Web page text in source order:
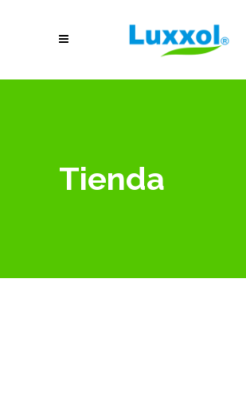
Tienda